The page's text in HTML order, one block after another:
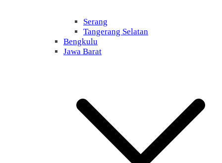
Serang
Tangerang Selatan
Bengkulu
Jawa Barat